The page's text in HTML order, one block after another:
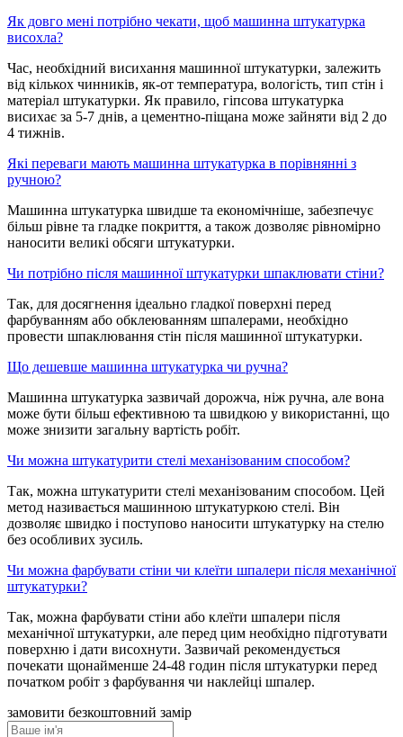
Як довго мені потрібно чекати, щоб машинна штукатурка
висохла?
Час, необхідний висихання машинної штукатурки, залежить
від кількох чинників, як-от температура, вологість, тип стін і
матеріал штукатурки. Як правило, гіпсова штукатурка
висихає за 5-7 днів, а цементно-піщана може зайняти від 2 до
4 тижнів.
Які переваги мають машинна штукатурка в порівнянні з
ручною?
Машинна штукатурка швидше та економічніше, забезпечує
більш рівне та гладке покриття, а також дозволяє рівномірно
наносити великі обсяги штукатурки.
Чи потрібно після машинної штукатурки шпаклювати стіни?
Так, для досягнення ідеально гладкої поверхні перед
фарбуванням або обклеюванням шпалерами, необхідно
провести шпаклювання стін після машинної штукатурки.
Що дешевше машинна штукатурка чи ручна?
Машинна штукатурка зазвичай дорожча, ніж ручна, але вона
може бути більш ефективною та швидкою у використанні, що
може знизити загальну вартість робіт.
Чи можна штукатурити стелі механізованим способом?
Так, можна штукатурити стелі механізованим способом. Цей
метод називається машинною штукатуркою стелі. Він
дозволяє швидко і поступово наносити штукатурку на стелю
без особливих зусиль.
Чи можна фарбувати стіни чи клеїти шпалери після механічної
штукатурки?
Так, можна фарбувати стіни або клеїти шпалери після
механічної штукатурки, але перед цим необхідно підготувати
поверхню і дати висохнути. Зазвичай рекомендується
почекати щонайменше 24-48 годин після штукатурки перед
початком робіт з фарбування чи наклейці шпалер.
замовити безкоштовний замір